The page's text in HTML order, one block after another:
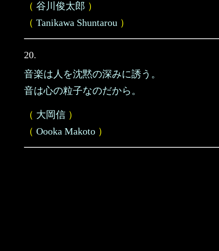
（ 谷川俊太郎 ）
（ Tanikawa Shuntarou ）
20.
音楽は人を沈黙の深みに誘う。
音は心の粒子なのだから。
（ 大岡信 ）
（ Oooka Makoto ）